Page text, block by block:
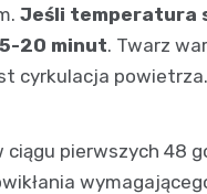
Jeśli temperatura
20 minut. Twarz
cyrkulacja powietrza.
ciągu pierwszych 48